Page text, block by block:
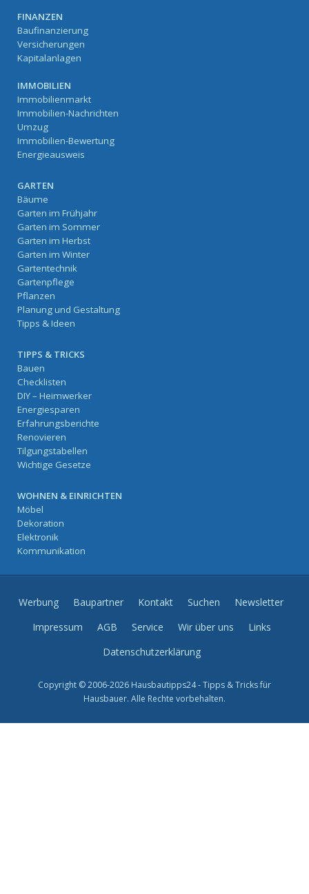
FINANZEN
Baufinanzierung
Versicherungen
Kapitalanlagen
IMMOBILIEN
Immobilienmarkt
Immobilien-Nachrichten
Umzug
Immobilien-Bewertung
Energieausweis
GARTEN
Bäume
Garten im Frühjahr
Garten im Sommer
Garten im Herbst
Garten im Winter
Gartentechnik
Gartenpflege
Pflanzen
Planung und Gestaltung
Tipps & Ideen
TIPPS & TRICKS
Bauen
Checklisten
DIY – Heimwerker
Energiesparen
Erfahrungsberichte
Renovieren
Tilgungstabellen
Wichtige Gesetze
WOHNEN & EINRICHTEN
Möbel
Dekoration
Elektronik
Kommunikation
Werbung Baupartner Kontakt Suchen
Newsletter
Impressum
AGB Service Wir über uns
Links
Datenschutzerklärung
Copyright © 2006-2026 Hausbautipps24 - Tipps & Tricks für
Hausbauer. Alle Rechte vorbehalten.